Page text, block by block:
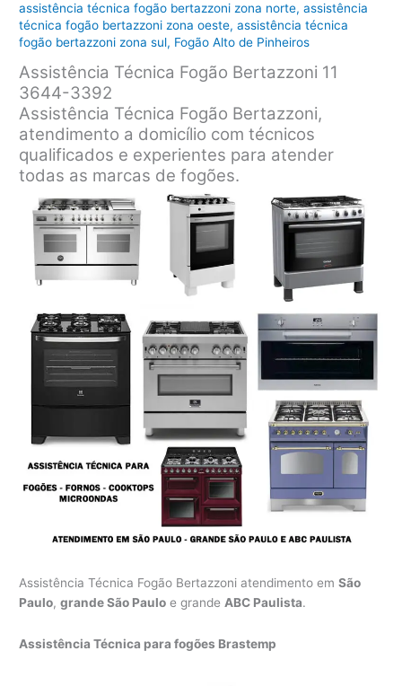
assistência técnica fogão bertazzoni zona norte,assistência
técnica fogão bertazzoni zona oeste,assistência técnica
fogão bertazzoni zona sul, Fogão Alto de Pinheiros
Assistência Técnica Fogão Bertazzoni 11
3644-3392
Assistência Técnica Fogão Bertazzoni,
atendimento a domicílio com técnicos
qualificados e experientes para atender
todas as marcas de fogões.
Assistência Técnica Fogão Bertazzoni atendimento emSão
Paulo,grande São Paulo e grandeABC Paulista.
Assistência Técnica para fogões Brastemp